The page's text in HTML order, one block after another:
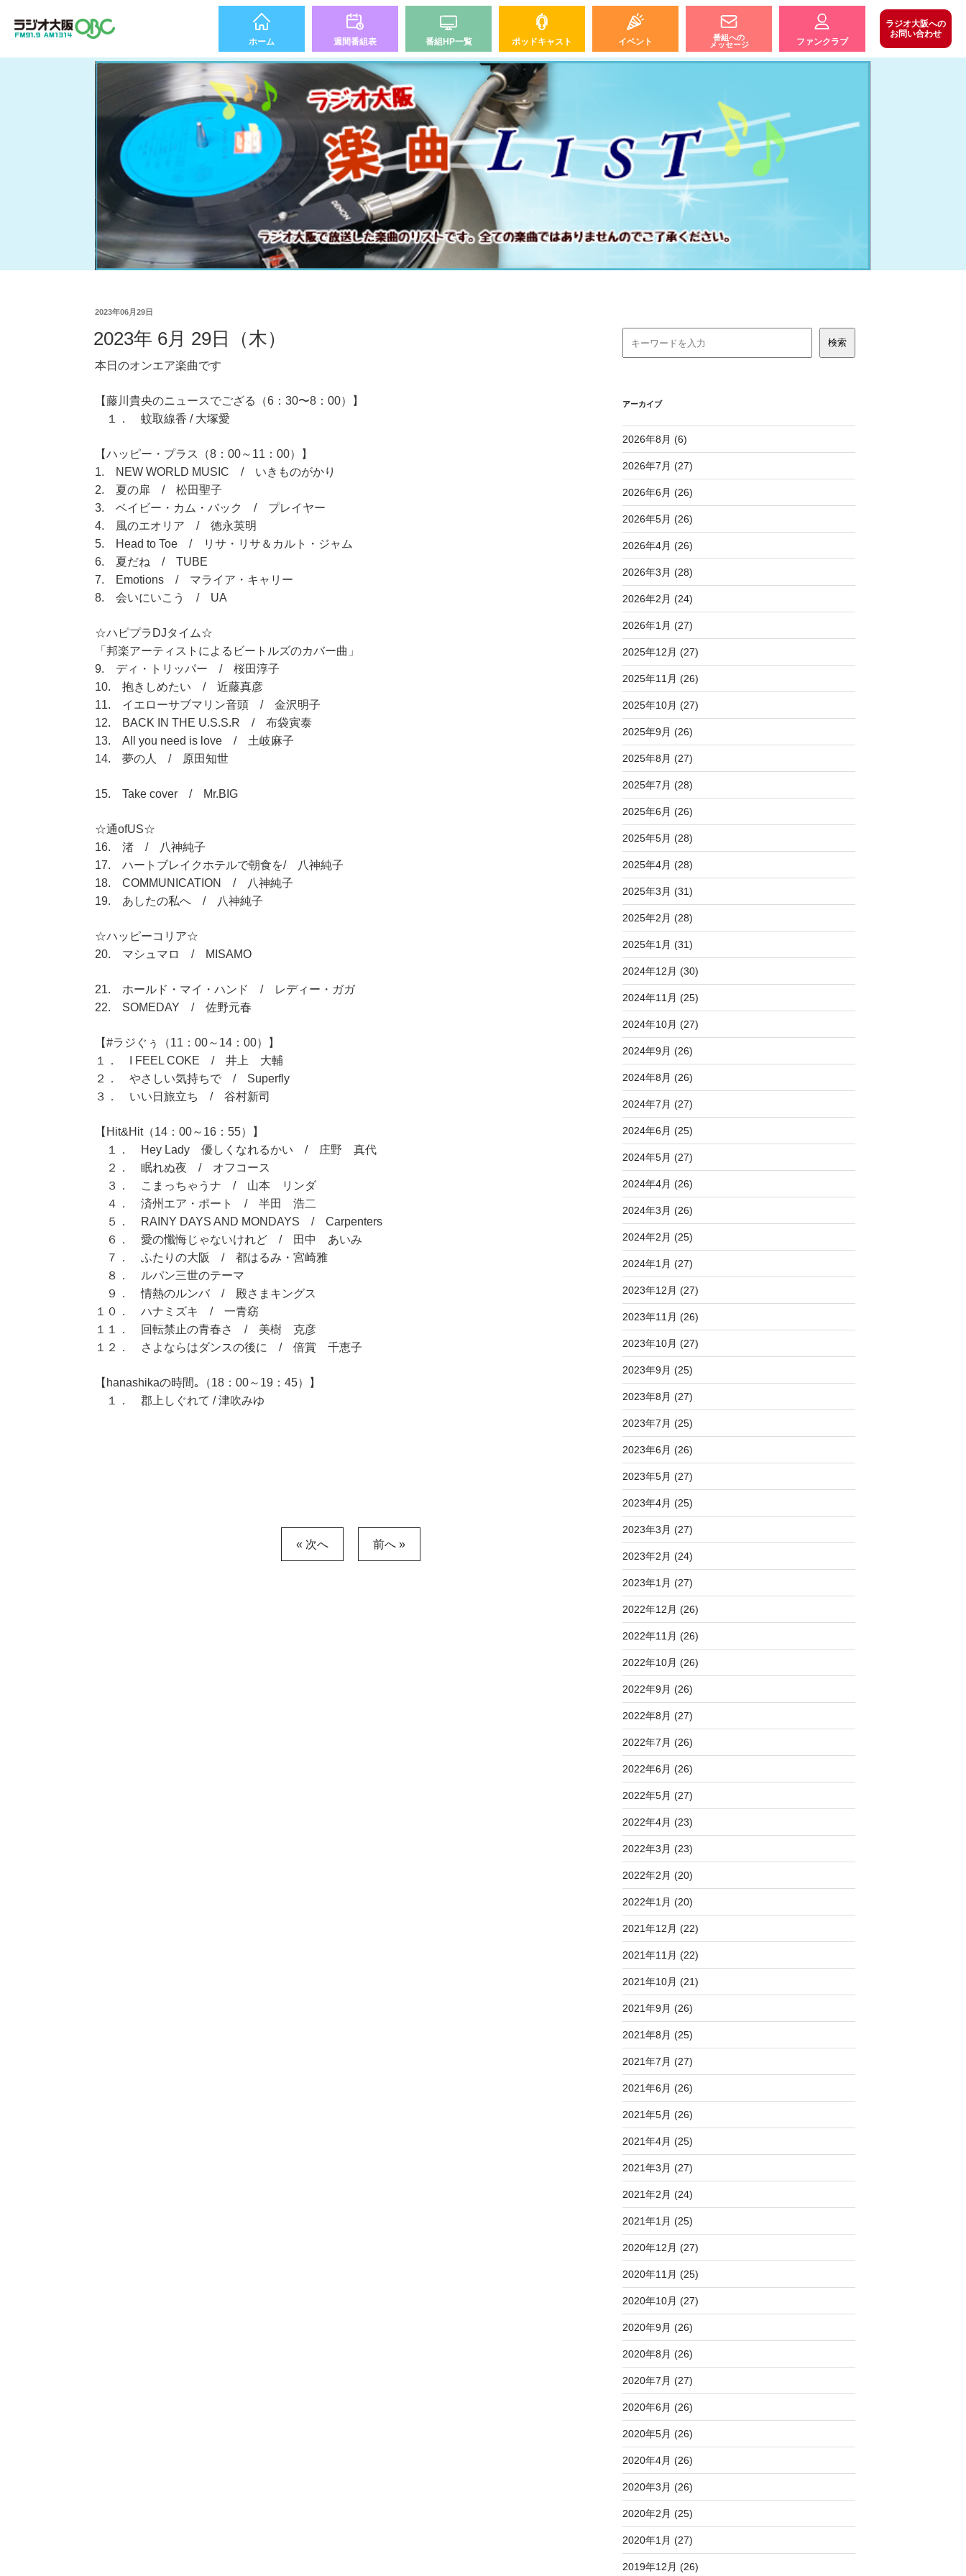
ホーム 週間番組表 番組HP一覧 ポッドキャスト イベント
番組への
メッセージ
ファンクラブ
ラジオ大阪への
お問い合わせ
2023年06月29日
2023年 6月 29日（木）
本日のオンエア楽曲です
【藤川貴央のニュースでござる（6：30〜8：00）】
１． 蚊取線香 / 大塚愛
【ハッピー・プラス（8：00～11：00）】
1. NEW WORLD MUSIC / いきものがかり
2. 夏の扉 / 松田聖子
3. ベイビー・カム・バック / プレイヤー
4. 風のエオリア / 徳永英明
5. Head to Toe / リサ・リサ＆カルト・ジャム
6. 夏だね / TUBE
7. Emotions / マライア・キャリー
8. 会いにいこう / UA
☆ハピプラDJタイム☆
「邦楽アーティストによるビートルズのカバー曲」
9. ディ・トリッパー / 桜田淳子
10. 抱きしめたい / 近藤真彦
11. イエローサブマリン音頭 / 金沢明子
12. BACK IN THE U.S.S.R / 布袋寅泰
13. All you need is love / 土岐麻子
14. 夢の人 / 原田知世
15. Take cover / Mr.BIG
☆通ofUS☆
16. 渚 / 八神純子
17. ハートブレイクホテルで朝食を/ 八神純子
18. COMMUNICATION / 八神純子
19. あしたの私へ / 八神純子
☆ハッピーコリア☆
20. マシュマロ / MISAMO
21. ホールド・マイ・ハンド / レディー・ガガ
22. SOMEDAY / 佐野元春
【#ラジぐぅ（11：00～14：00）】
１． I FEEL COKE / 井上 大輔
２． やさしい気持ちで / Superfly
３． いい日旅立ち / 谷村新司
【Hit&Hit（14：00～16：55）】
１． Hey Lady 優しくなれるかい / 庄野 真代
２． 眠れぬ夜 / オフコース
３． こまっちゃうナ / 山本 リンダ
４． 済州エア・ポート / 半田 浩二
５． RAINY DAYS AND MONDAYS / Carpenters
６． 愛の懺悔じゃないけれど / 田中 あいみ
７． ふたりの大阪 / 都はるみ・宮崎雅
８． ルパン三世のテーマ
９． 情熱のルンバ / 殿さまキングス
１０． ハナミズキ / 一青窈
１１． 回転禁止の青春さ / 美樹 克彦
１２． さよならはダンスの後に / 倍賞 千恵子
【hanashikaの時間｡（18：00～19：45）】
１． 郡上しぐれて / 津吹みゆ
« 次へ 前へ »
アーカイブ
2026年8月 (6)
2026年7月 (27)
2026年6月 (26)
2026年5月 (26)
2026年4月 (26)
2026年3月 (28)
2026年2月 (24)
2026年1月 (27)
2025年12月 (27)
2025年11月 (26)
2025年10月 (27)
2025年9月 (26)
2025年8月 (27)
2025年7月 (28)
2025年6月 (26)
2025年5月 (28)
2025年4月 (28)
2025年3月 (31)
2025年2月 (28)
2025年1月 (31)
2024年12月 (30)
2024年11月 (25)
2024年10月 (27)
2024年9月 (26)
2024年8月 (26)
2024年7月 (27)
2024年6月 (25)
2024年5月 (27)
2024年4月 (26)
2024年3月 (26)
2024年2月 (25)
2024年1月 (27)
2023年12月 (27)
2023年11月 (26)
2023年10月 (27)
2023年9月 (25)
2023年8月 (27)
2023年7月 (25)
2023年6月 (26)
2023年5月 (27)
2023年4月 (25)
2023年3月 (27)
2023年2月 (24)
2023年1月 (27)
2022年12月 (26)
2022年11月 (26)
2022年10月 (26)
2022年9月 (26)
2022年8月 (27)
2022年7月 (26)
2022年6月 (26)
2022年5月 (27)
2022年4月 (23)
2022年3月 (23)
2022年2月 (20)
2022年1月 (20)
2021年12月 (22)
2021年11月 (22)
2021年10月 (21)
2021年9月 (26)
2021年8月 (25)
2021年7月 (27)
2021年6月 (26)
2021年5月 (26)
2021年4月 (25)
2021年3月 (27)
2021年2月 (24)
2021年1月 (25)
2020年12月 (27)
2020年11月 (25)
2020年10月 (27)
2020年9月 (26)
2020年8月 (26)
2020年7月 (27)
2020年6月 (26)
2020年5月 (26)
2020年4月 (26)
2020年3月 (26)
2020年2月 (25)
2020年1月 (27)
2019年12月 (26)